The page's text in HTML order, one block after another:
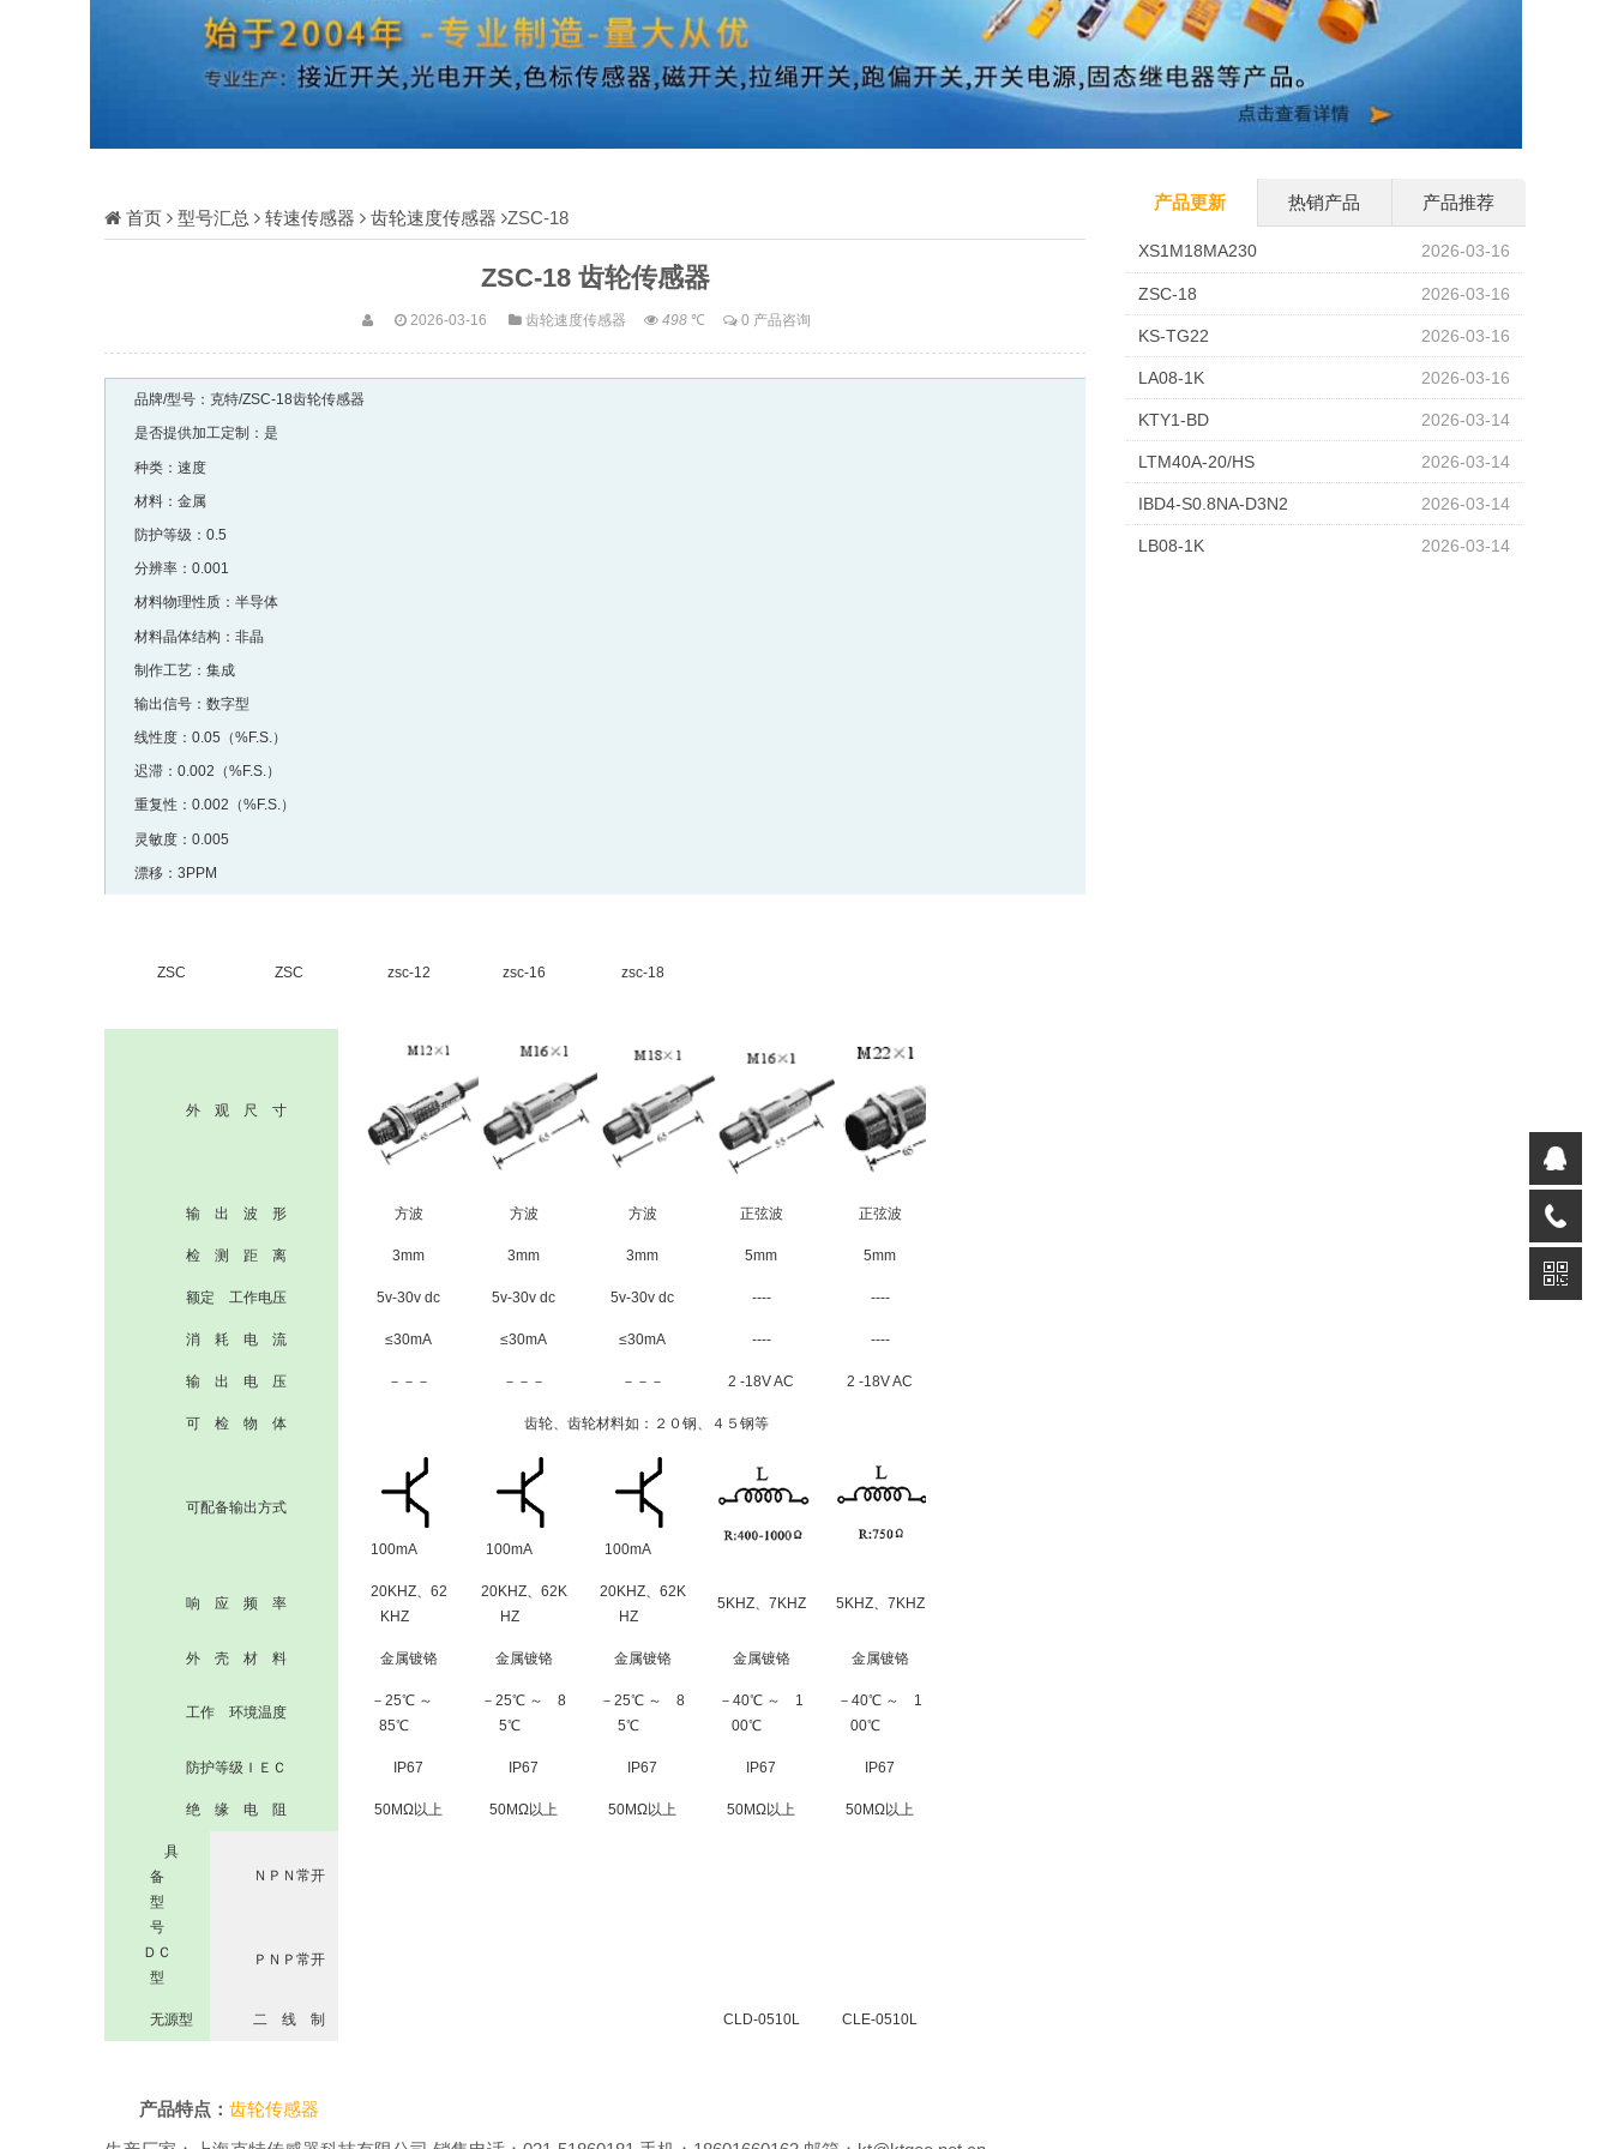
首页 型号汇总 转速传感器 齿轮速度传感器 ZSC-18
ZSC-18 齿轮传感器
2026-03-16 齿轮速度传感器 498℃ 0 产品咨询
品牌/型号：克特/ZSC-18齿轮传感器
是否提供加工定制：是
种类：速度
材料：金属
防护等级：0.5
分辨率：0.001
材料物理性质：半导体
材料晶体结构：非晶
制作工艺：集成
输出信号：数字型
线性度：0.05（%F.S.）
迟滞：0.002（%F.S.）
重复性：0.002（%F.S.）
灵敏度：0.005
漂移：3PPM
ZSC ZSC zsc-12 zsc-16 zsc-18
外 观 尺 寸
输 出 波 形 方波 方波 方波 正弦波 正弦波
检 测 距 离 3mm 3mm 3mm 5mm 5mm
额定 工作电压 5v-30v dc 5v-30v dc 5v-30v dc ---- ----
消 耗 电 流 ≤30mA ≤30mA ≤30mA ---- ----
输 出 电 压 －－－ －－－ －－－ 2 -18V AC 2 -18V AC
可 检 物 体 齿轮、齿轮材料如：２０钢、４５钢等
可配备输出方式
100mA 100mA 100mA
响 应 频 率
20KHZ、62
KHZ
20KHZ、62K
HZ
20KHZ、62K
HZ
5KHZ、7KHZ 5KHZ、7KHZ
外 壳 材 料 金属镀铬 金属镀铬 金属镀铬 金属镀铬 金属镀铬
工作 环境温度
－25℃ ～
85℃
－25℃ ～ 8
5℃
－25℃ ～ 8
5℃
－40℃ ～ 1
00℃
－40℃ ～ 1
00℃
防护等级ＩＥＣ IP67 IP67 IP67 IP67 IP67
绝 缘 电 阻 50MΩ以上 50MΩ以上 50MΩ以上 50MΩ以上 50MΩ以上
具
备
型
号
ＤＣ
型
ＮＰＮ常开
ＰＮＰ常开
无源型 二 线 制 CLD-0510L CLE-0510L
产品特点：齿轮传感器
产品更新 热销产品 产品推荐
2026-03-16
XS1M18MA230
2026-03-16
ZSC-18
2026-03-16
KS-TG22
2026-03-16
LA08-1K
2026-03-14
KTY1-BD
2026-03-14
LTM40A-20/HS
2026-03-14
IBD4-S0.8NA-D3N2
2026-03-14
LB08-1K